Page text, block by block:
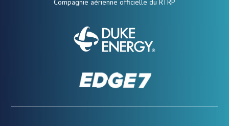
Compagnie aérienne officielle du RTRP